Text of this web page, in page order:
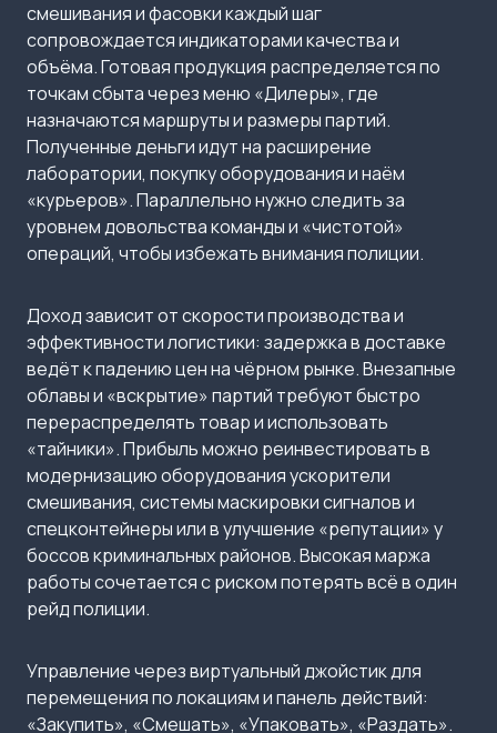
смешивания и фасовки каждый шаг
сопровождается индикаторами качества и
объёма. Готовая продукция распределяется по
точкам сбыта через меню «Дилеры», где
назначаются маршруты и размеры партий.
Полученные деньги идут на расширение
лаборатории, покупку оборудования и наём
«курьеров». Параллельно нужно следить за
уровнем довольства команды и «чистотой»
операций, чтобы избежать внимания полиции.
Доход зависит от скорости производства и
эффективности логистики: задержка в доставке
ведёт к падению цен на чёрном рынке. Внезапные
облавы и «вскрытие» партий требуют быстро
перераспределять товар и использовать
«тайники». Прибыль можно реинвестировать в
модернизацию оборудования ускорители
смешивания, системы маскировки сигналов и
спецконтейнеры или в улучшение «репутации» у
боссов криминальных районов. Высокая маржа
работы сочетается с риском потерять всё в один
рейд полиции.
Управление через виртуальный джойстик для
перемещения по локациям и панель действий:
«Закупить», «Смешать», «Упаковать», «Раздать».